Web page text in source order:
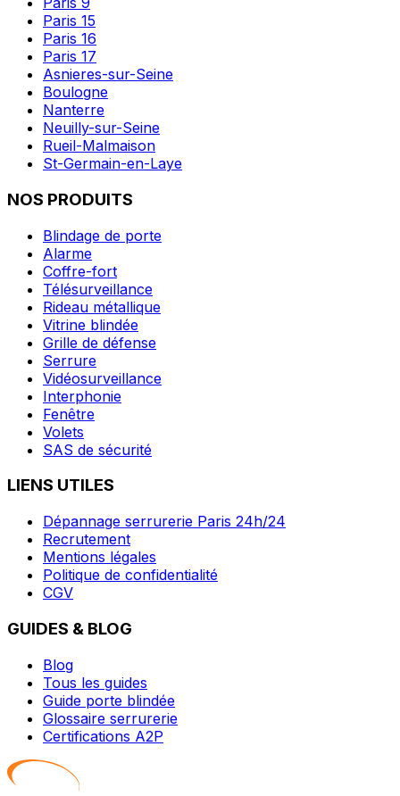
Paris 15
Paris 16
Paris 17
Asnieres-sur-Seine
Boulogne
Nanterre
Neuilly-sur-Seine
Rueil-Malmaison
St-Germain-en-Laye
NOS PRODUITS
Blindage de porte
Alarme
Coffre-fort
Télésurveillance
Rideau métallique
Vitrine blindée
Grille de défense
Serrure
Vidéosurveillance
Interphonie
Fenêtre
Volets
SAS de sécurité
LIENS UTILES
Dépannage serrurerie Paris 24h/24
Recrutement
Mentions légales
Politique de confidentialité
CGV
GUIDES & BLOG
Blog
Tous les guides
Guide porte blindée
Glossaire serrurerie
Certifications A2P